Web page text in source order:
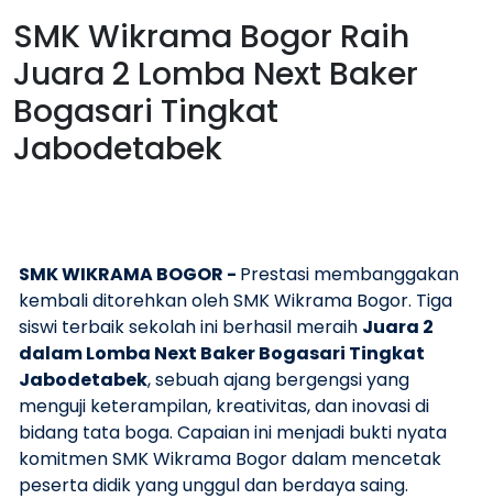
SMK Wikrama Bogor Raih
Juara 2 Lomba Next Baker
Bogasari Tingkat
Jabodetabek
SMK WIKRAMA BOGOR - Prestasi membanggakan
kembali ditorehkan oleh SMK Wikrama Bogor. Tiga
siswi terbaik sekolah ini berhasil meraih Juara 2
dalam Lomba Next Baker Bogasari Tingkat
Jabodetabek, sebuah ajang bergengsi yang
menguji keterampilan, kreativitas, dan inovasi di
bidang tata boga. Capaian ini menjadi bukti nyata
komitmen SMK Wikrama Bogor dalam mencetak
peserta didik yang unggul dan berdaya saing.